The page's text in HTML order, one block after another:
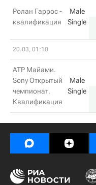
Ролан Гаррос -
квалификация
Male
Single
20.03, 01:10
ATP Майами.
Sony Открытый
чемпионат.
Квалификация
Male
Single